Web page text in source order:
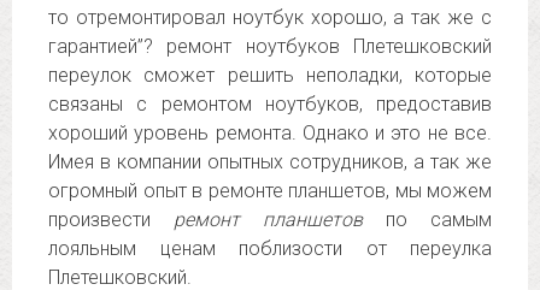
то отремонтировал ноутбук хорошо, а так же с
гарантией”? ремонт ноутбуков Плетешковский
переулок сможет решить неполадки, которые
связаны с ремонтом ноутбуков, предоставив
хороший уровень ремонта. Однако и это не все.
Имея в компании опытных сотрудников, а так же
огромный опыт в ремонте планшетов, мы можем
произвести ремонт планшетовпо самым
лояльным ценам поблизости от переулка
Плетешковский.